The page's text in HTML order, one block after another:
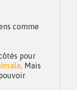
comme
pour
. Mais